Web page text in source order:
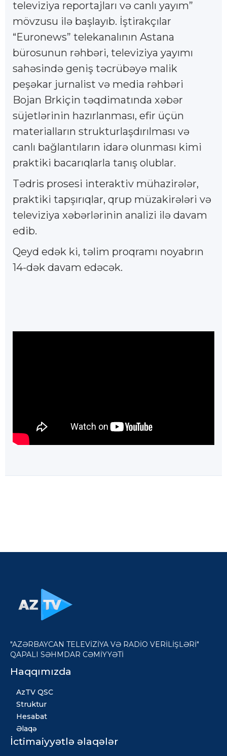
televiziya reportajları və canlı yayım”
mövzusu ilə başlayıb. İştirakçılar
“Euronews” telekanalının Astana
bürosunun rəhbəri, televiziya yayımı
sahəsində geniş təcrübəyə malik
peşəkar jurnalist və media rəhbəri
Bojan Brkiçin təqdimatında xəbər
süjetlərinin hazırlanması, efir üçün
materialların strukturlaşdırılması və
canlı bağlantıların idarə olunması kimi
praktiki bacarıqlarla tanış olublar.
Tədris prosesi interaktiv mühazirələr,
praktiki tapşırıqlar, qrup müzakirələri və
televiziya xəbərlərinin analizi ilə davam
edib.
Qeyd edək ki, təlim proqramı noyabrın
14-dək davam edəcək.
"AZƏRBAYCAN TELEVİZİYA VƏ RADİO VERİLİŞLƏRİ"
QAPALI SƏHMDAR CƏMİYYƏTİ
Haqqımızda
AzTV QSC
Struktur
Hesabat
Əlaqə
İctimaiyyətlə əlaqələr